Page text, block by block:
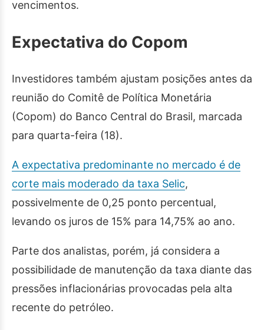
vencimentos.
Expectativa do Copom
Investidores também ajustam posições antes da
reunião do Comitê de Política Monetária
(Copom) do Banco Central do Brasil, marcada
para quarta-feira (18).
A expectativa predominante no mercado é de
corte mais moderado da taxa Selic,
possivelmente de 0,25 ponto percentual,
levando os juros de 15% para 14,75% ao ano.
Parte dos analistas, porém, já considera a
possibilidade de manutenção da taxa diante das
pressões inflacionárias provocadas pela alta
recente do petróleo.